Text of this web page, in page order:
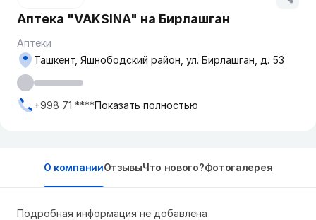
Аптека "VAKSINA" на Бирлашган
Аптеки
Ташкент, Яшнободский район, ул. Бирлашган, д. 53
+998 71 ****Показать полностью
О компанииОтзывыЧто нового?Фотогалерея
Подробная информация не добавлена